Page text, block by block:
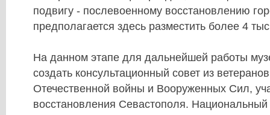
подвигу - послевоенному восстановлению
предполагается здесь разместить более 4
На данном этапе для дальнейшей работы
создать консультационный совет из
Отечественной войны и Вооруженных Сил,
восстановления Севастополя. Национальный